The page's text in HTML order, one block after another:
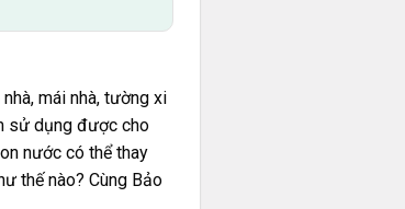
mái nhà, tường xi
sử dụng được cho
nước có thể thay
thế nào? Cùng Bảo